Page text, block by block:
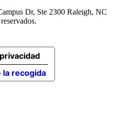
Dr, Ste 2300 Raleigh, NC
la recogida